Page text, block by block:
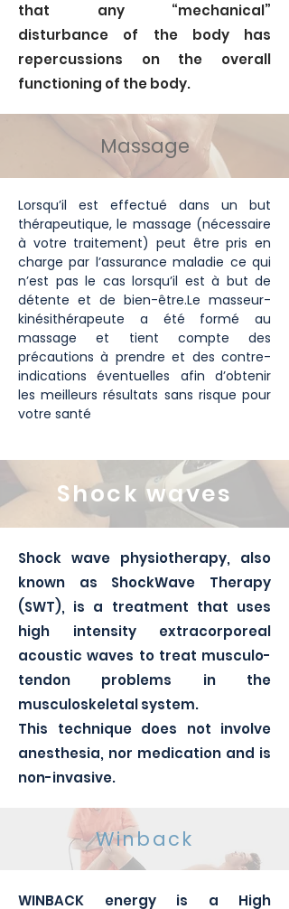
that any “mechanical”
disturbance of the body has
repercussions on the overall
functioning of the body.
Massage
Lorsqu’il est effectué dans un but
thérapeutique, le massage (nécessaire
à votre traitement) peut être pris en
charge par l’assurance maladie ce qui
n’est pas le cas lorsqu’il est à but de
détente et de bien-être.Le masseur-
kinésithérapeute a été formé au
massage et tient compte des
précautions à prendre et des contre-
indications éventuelles afin d’obtenir
les meilleurs résultats sans risque pour
votre santé
Shock waves
Shock wave physiotherapy, also
known as ShockWave Therapy
(SWT), is a treatment that uses
high intensity extracorporeal
acoustic waves to treat musculo-
tendon problems in the
musculoskeletal system.
This technique does not involve
anesthesia, nor medication and is
non-invasive.
Winback
WINBACK energy is a High